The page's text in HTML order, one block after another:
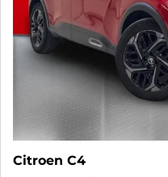
Citroen C4